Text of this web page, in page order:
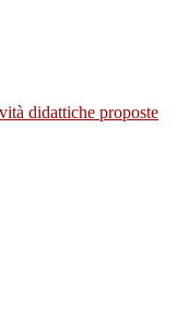
didattiche proposte